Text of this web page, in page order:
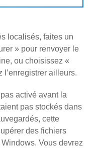
localisés, faites un
» pour renvoyer le
ou choisissez «
l’enregistrer ailleurs.
activé avant la
pas stockés dans
cette
des fichiers
Vous devrez